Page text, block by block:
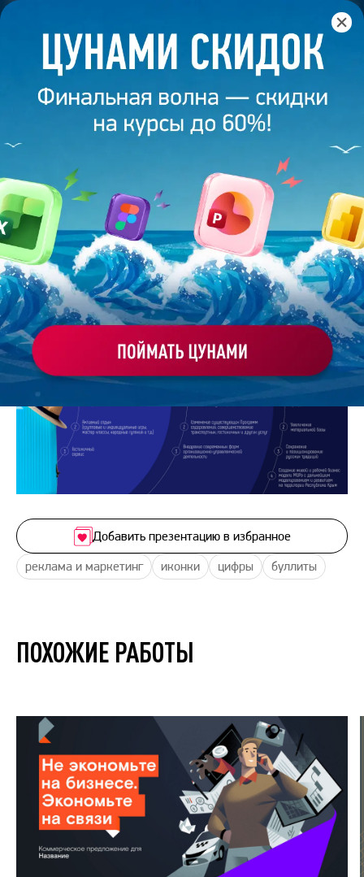
Главная /Банк слайдов / Презентация 56 – Моряков Илья
ПРЕЗЕНТАЦИЯ 56 - МОРЯКОВ
ИЛЬЯ
Моё избранное
Работа
эксперта
ХОЧУ ЗАКАЗАТЬ ТАКУЮ ПРЕЗЕНТАЦИЮ
реклама и маркетинг иконки цифры буллиты
Добавить презентацию в избранное
ПОХОЖИЕ РАБОТЫ